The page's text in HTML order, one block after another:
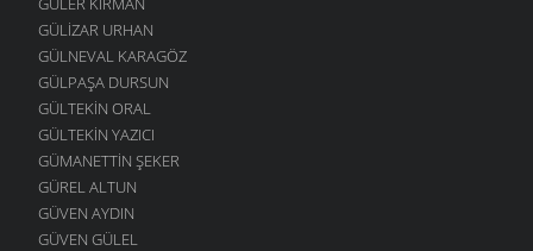
GÜLIZAR URHAN
GÜLNEVAL KARAGÖZ
GÜLPAŞA DURSUN
GÜLTEKIN ORAL
GÜLTEKIN YAZICI
GÜMANETTIN ŞEKER
GÜREL ALTUN
GÜVEN AYDIN
GÜVEN GÜLEL